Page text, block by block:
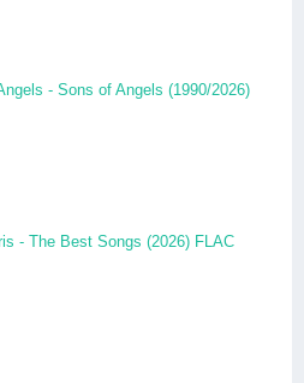
- Sons of Angels (1990/2026)
- The Best Songs (2026) FLAC